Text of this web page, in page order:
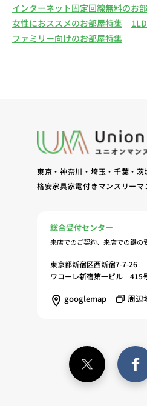
インターネット固定回線無料のお
女性におススメのお部屋特集
ファミリー向けのお部屋特集
東京・神奈川・埼玉・千葉・茨
格安家具家電付きマンスリーマ
総合受付センター
来店でのご契約、来店での鍵の
東京都新宿区西新宿7-7-26
ワコーレ新宿第一ビル 415
googlemap 周辺